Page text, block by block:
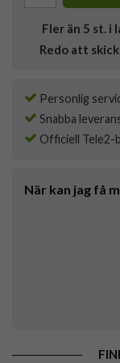
Fler än 5 st. i
Redo att
Personlig
Snabba
Officiell Tele2-
När kan jag få